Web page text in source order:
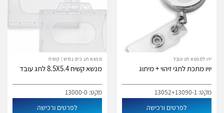
יויו למנשא תג עובד
יויו מתכת לתגי זיהוי + מיתוג
מקט: 13052+13090-1
לפרטים ורכישה
מנשא תג כיס גמיש | קשיח
מנשא קשיח 8.5X5.4 לתג עובד
מקט: 13000-0
לפרטים ורכישה